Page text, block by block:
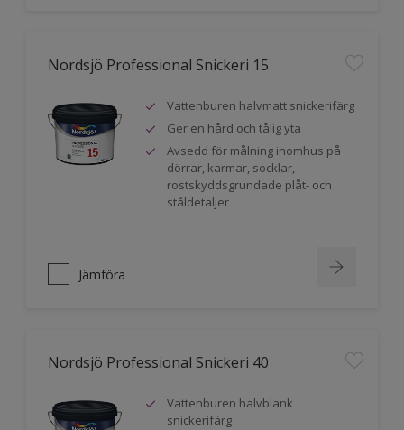
Nordsjö Professional Snickeri 15
Vattenburen halvmatt snickerifärg
Ger en hård och tålig yta
Avsedd för målning inomhus på
dörrar, karmar, socklar,
rostskyddsgrundade plåt- och
ståldetaljer
Jämföra
Nordsjö Professional Snickeri 40
Vattenburen halvblank
snickerifärg